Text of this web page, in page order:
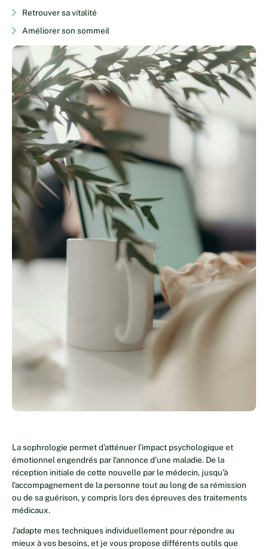
Retrouver sa vitalité
Améliorer son sommeil
La sophrologie permet d’atténuer l’impact psychologique et
émotionnel engendrés par l’annonce d’une maladie. De la
réception initiale de cette nouvelle par le médecin, jusqu’à
l’accompagnement de la personne tout au long de sa rémission
ou de sa guérison, y compris lors des épreuves des traitements
médicaux.
J’adapte mes techniques individuellement pour répondre au
mieux à vos besoins, et je vous propose différents outils que